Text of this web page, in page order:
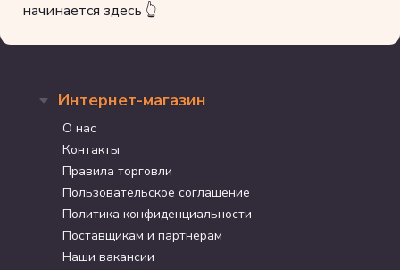
начинается здесь 👆
Интернет-магазин
О нас
Контакты
Правила торговли
Пользовательское соглашение
Политика конфиденциальности
Поставщикам и партнерам
Наши вакансии